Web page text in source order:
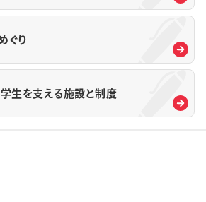
ぐり
生を支える施設と制度